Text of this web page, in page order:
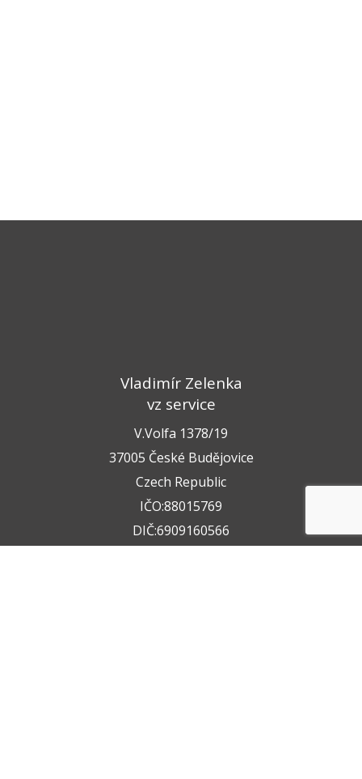
Vladimír Zelenka
vz service
V.Volfa 1378/19
37005 České Budějovice
Czech Republic
IČO:88015769
DIČ:6909160566